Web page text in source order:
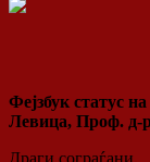
Фејзбук статус
Левица, Проф. д-
Драги сограѓани,